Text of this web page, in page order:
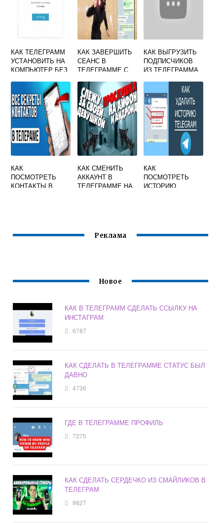
КАК ТЕЛЕГРАММ
УСТАНОВИТЬ НА
КОМПЬЮТЕР БЕЗ
КАК ЗАВЕРШИТЬ
СЕАНС В
ТЕЛЕГРАММЕ С
КАК ВЫГРУЗИТЬ
ПОДПИСЧИКОВ
ИЗ ТЕЛЕГРАММА
КАК
ПОСМОТРЕТЬ
КОНТАКТЫ В
КАК СМЕНИТЬ
АККАУНТ В
ТЕЛЕГРАММЕ НА
КАК
ПОСМОТРЕТЬ
ИСТОРИЮ
Реклама
Новое
КАК В ТЕЛЕГРАММ СДЕЛАТЬ ССЫЛКУ НА
ИНСТАГРАМ
6787
КАК СДЕЛАТЬ В ТЕЛЕГРАММЕ СТАТУС БЫЛ
ДАВНО
4736
ГДЕ В ТЕЛЕГРАММЕ ПРОФИЛЬ
7275
КАК СДЕЛАТЬ СЕРДЕЧКО ИЗ СМАЙЛИКОВ В
ТЕЛЕГРАМ
9827